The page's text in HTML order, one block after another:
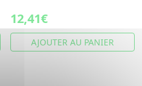
12,41€
AJOUTER AU PANIER